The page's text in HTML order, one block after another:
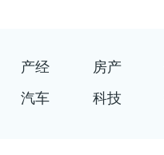
产经 房产
汽车 科技